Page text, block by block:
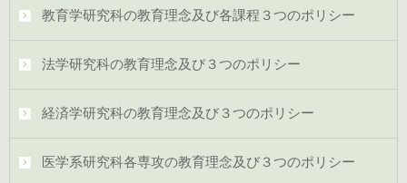
教育学研究科の教育理念及び各課程３つのポリシー
法学研究科の教育理念及び３つのポリシー
経済学研究科の教育理念及び３つのポリシー
医学系研究科各専攻の教育理念及び３つのポリシー